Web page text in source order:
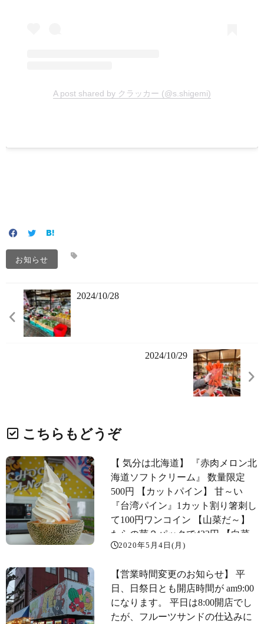
A post shared by クラッカー (@s.shigemi)
お知らせ
2024/10/28
2024/10/29
こちらもどうぞ
【 気分は北海道️】 『赤肉メロン北
海道ソフトクリーム』 数量限定
500円 【カットパイン】 甘～い
『台湾パイン』1カット割り箸刺し
て100円ワンコイン️ 【山菜だ～️】
たらの芽２パックで432円️ 【白菜
の相場が】 白菜1株驚きの299円️ レ
【河北町児童動物園️】 ガラガラ️
2020年5月4日(月)
【営業時間変更のお知らせ】 平
日、日祭日とも開店時間が am9:00
になります。 平日は8:00開店でし
たが、フルーツサンドの仕込みに